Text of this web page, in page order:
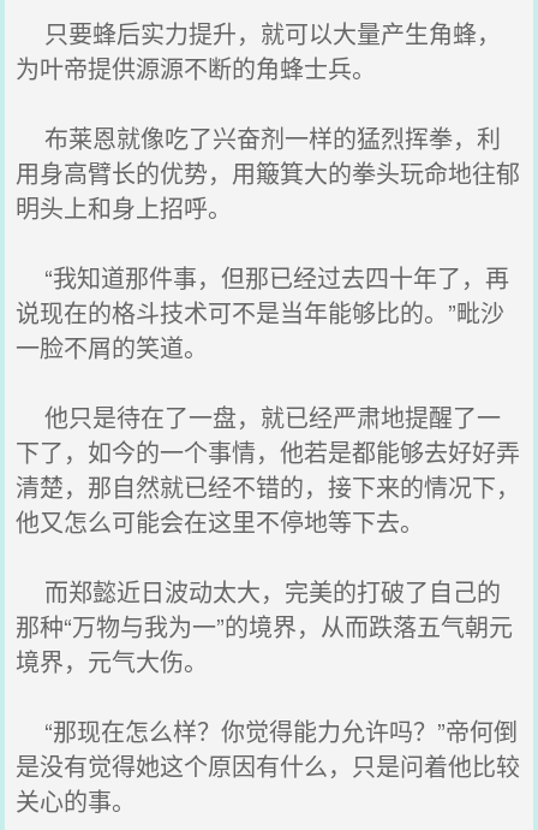
只要蜂后实力提升，就可以大量产生角蜂，
为叶帝提供源源不断的角蜂士兵。
布莱恩就像吃了兴奋剂一样的猛烈挥拳，利
用身高臂长的优势，用簸箕大的拳头玩命地往郁
明头上和身上招呼。
“我知道那件事，但那已经过去四十年了，再
说现在的格斗技术可不是当年能够比的。”毗沙
一脸不屑的笑道。
他只是待在了一盘，就已经严肃地提醒了一
下了，如今的一个事情，他若是都能够去好好弄
清楚，那自然就已经不错的，接下来的情况下，
他又怎么可能会在这里不停地等下去。
而郑懿近日波动太大，完美的打破了自己的
那种“万物与我为一”的境界，从而跌落五气朝元
境界，元气大伤。
“那现在怎么样？你觉得能力允许吗？”帝何倒
是没有觉得她这个原因有什么，只是问着他比较
关心的事。